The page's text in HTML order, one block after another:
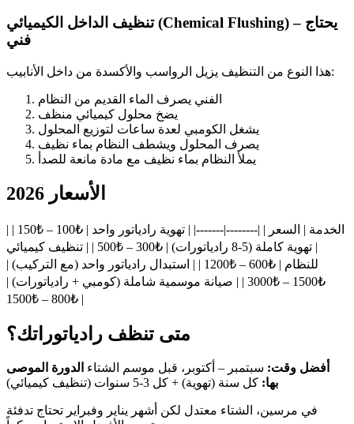
تنظيف الداخل الكيميائي (Chemical Flushing) – يحتاج
فني
هذا النوع من التنظيف يزيل الرواسب والأكسدة من داخل الأنابيب:
الفني يصرف الماء القديم من النظام
يضخ محلول كيميائي منظف
يشغل الكومبي لعدة ساعات لتوزيع المحلول
يصرف المحلول ويشطف النظام بماء نظيف
يملأ النظام بماء نظيف مع مادة مانعة للصدأ
الأسعار 2026
| الخدمة | السعر | |--------|-------| | تهوية رادياتور واحد | ₺100 – ₺150 |
| تهوية كاملة (5-8 رادياتورات) | ₺300 – ₺500 | | تنظيف كيميائي
للنظام | ₺600 – ₺1200 | | استبدال رادياتور واحد (مع التركيب) |
₺1500 – ₺3000 | | صيانة موسمية شاملة (كومبي + رادياتورات) |
₺800 – ₺1500 |
متى تنظف رادياتوراتك؟
أفضل وقت: سبتمبر – أكتوبر، قبل موسم الشتاء الدورة الموصى
بها: كل سنة (تهوية) + كل 3-5 سنوات (تنظيف كيميائي)
في مرسين، الشتاء معتدل لكن أشهر يناير وفبراير تحتاج تدفئة